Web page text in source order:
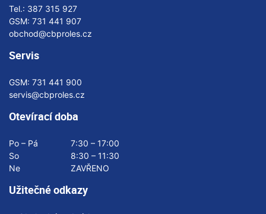
Tel.: 387 315 927
GSM: 731 441 907
obchod@cbproles.cz
Servis
GSM: 731 441 900
servis@cbproles.cz
Otevírací doba
Po – Pá
7:30 – 17:00
So
8:30 – 11:30
Ne
ZAVŘENO
Užitečné odkazy